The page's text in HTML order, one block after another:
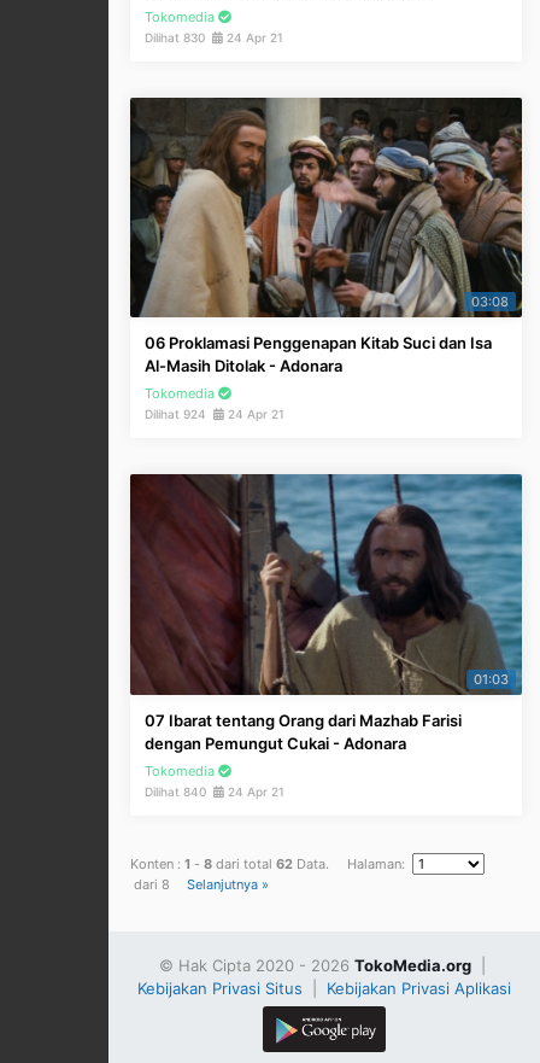
Tokomedia
Dilihat 830 24 Apr 21
03:08
06 Proklamasi Penggenapan Kitab Suci dan Isa
Al-Masih Ditolak - Adonara
Tokomedia
Dilihat 924 24 Apr 21
01:03
07 Ibarat tentang Orang dari Mazhab Farisi
dengan Pemungut Cukai - Adonara
Tokomedia
Dilihat 840 24 Apr 21
Konten : 1 - 8 dari total 62 Data. Halaman:
dari 8
Selanjutnya »
© Hak Cipta 2020 - 2026 TokoMedia.org|
Kebijakan Privasi Situs
Kebijakan Privasi Aplikasi